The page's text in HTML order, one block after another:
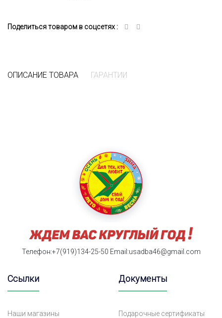
Поделиться товаром в соцсетях :
ОПИСАНИЕ ТОВАРА ГАРАНТИИ
Телефон:+7(919)134-25-50 Email:usadba46@gmail.com
Ссылки
Наши магазины
Документы
Подарочные сертификаты